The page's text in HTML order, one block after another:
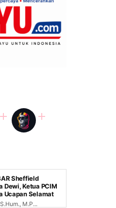
Sheffield
Dewi, Ketua PCIM
Ucapan Selamat
M.P...